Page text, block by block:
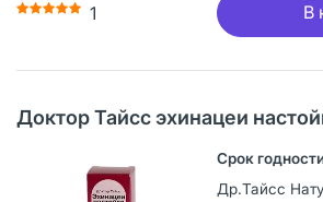
1 В
Доктор Тайсс эхинацеи